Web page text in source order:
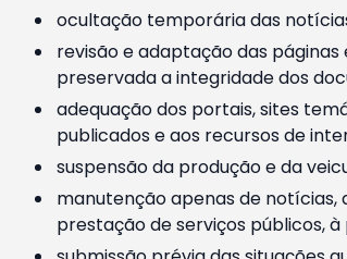
ocultação temporária das
revisão e adaptação das
preservada a integridade dos
adequação dos portais, sites
publicados e aos recursos de
suspensão da produção e da
manutenção apenas de notícias,
prestação de serviços públicos,